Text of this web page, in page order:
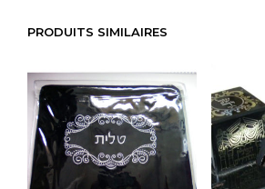
PRODUITS SIMILAIRES